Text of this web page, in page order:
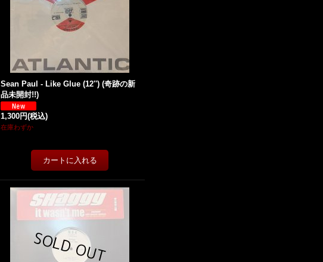
Sean Paul - Like Glue (12'') (奇跡の新
品未開封!!)
1,300円(税込)
在庫わずか